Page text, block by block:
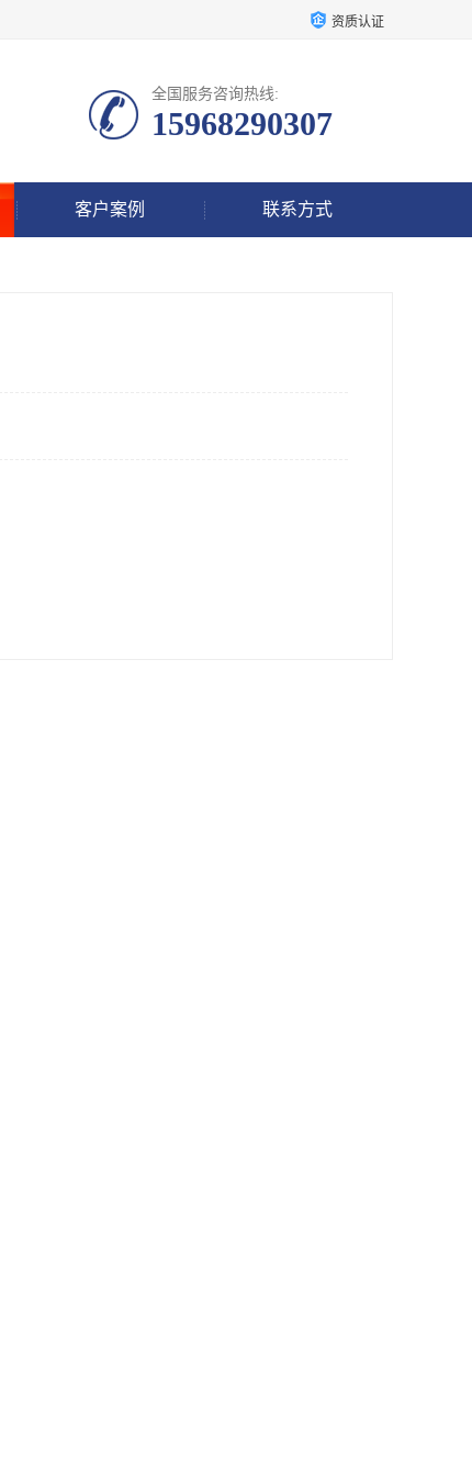
资质认证
全国服务咨询热线:
15968290307
客户案例 联系方式